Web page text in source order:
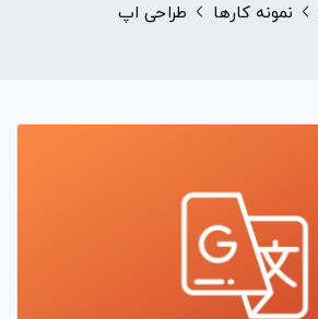
نمونه کارها طراحی اپ